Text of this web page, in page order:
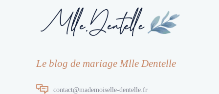
Le blog de mariage Mlle Dentelle
contact@mademoiselle-dentelle.fr